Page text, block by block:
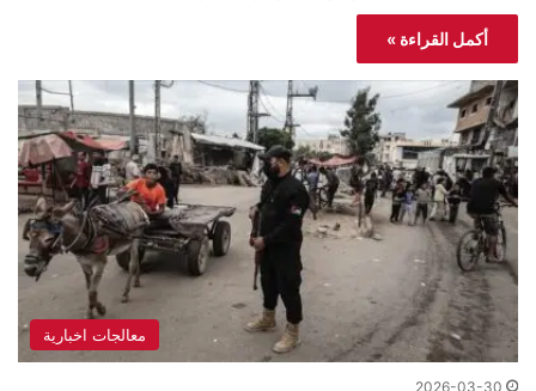
أكمل القراءة »
معالجات اخبارية
2026-03-30